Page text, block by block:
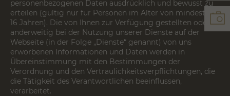
personenbezogenen Daten ausdrücklich und bewusst zu
erteilen (gültig nur für Personen im Alter von mindestens
16 Jahren). Die von Ihnen zur Verfügung gestellten oder
anderweitig bei der Nutzung unserer Dienste auf der
Webseite (in der Folge „Dienste“ genannt) von uns
erworbenen Informationen und Daten werden in
Übereinstimmung mit den Bestimmungen der
Verordnung und den Vertraulichkeitsverpflichtungen, die
die Tätigkeit des Verantwortlichen beeinflussen,
verarbeitet.